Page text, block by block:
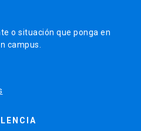
o situación que ponga en
campus.